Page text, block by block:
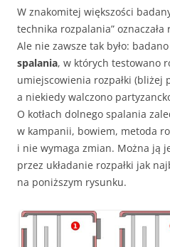
W znakomitej większości
technika rozpalania”
Ale nie zawsze tak było:
spalania, w których testowano
umiejscowienia rozpałki (bliżej
a niekiedy walczono
O kotłach dolnego spalania
w kampanii, bowiem, metoda
i nie wymaga zmian. Można ją
przez układanie rozpałki jak
na poniższym rysunku.